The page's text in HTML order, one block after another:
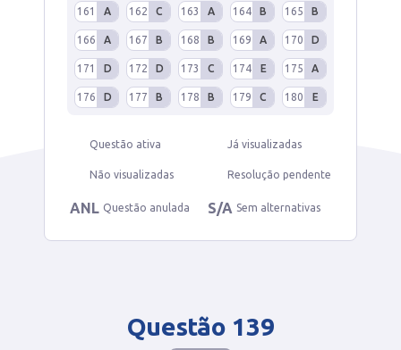
161 A 162 C 163 A 164 B 165 B
166 A 167 B 168 B 169 A 170 D
171 D 172 D 173 C 174 E 175 A
176 D 177 B 178 B 179 C 180 E
Questão ativa Já visualizadas
Não visualizadas Resolução pendente
ANL Questão anulada S/A Sem alternativas
Questão 139